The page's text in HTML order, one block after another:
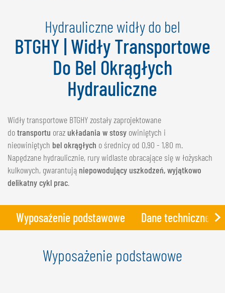
SZWAJCARIA
GÖWEIL Schweiz
FRANÇAIS
Hydrauliczne widły do bel
BTGHY | Widły Transportowe
Do Bel Okrągłych
Hydrauliczne
Widły transportowe BTGHY zostały zaprojektowane
dotransportu oraz układania w stosy owiniętych i
nieowiniętych bel okrągłych o średnicy od 0,90 - 1,80 m.
Napędzane hydraulicznie, rury widlaste obracające się w łożyskach
kulkowych, gwarantują niepowodujący uszkodzeń, wyjątkowo
delikatny cykl prac.
Wyposaźenie podstawowe Dane techniczne
Wyposażenie podstawowe